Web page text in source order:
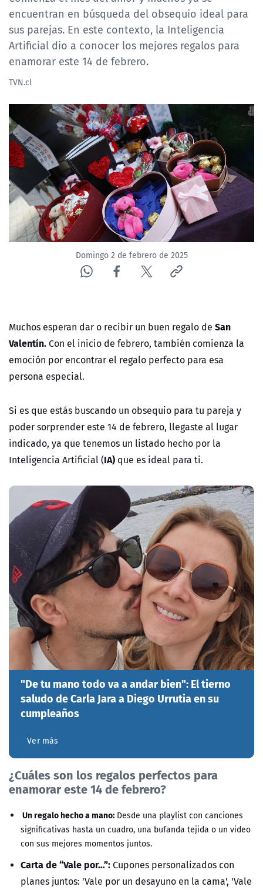
encuentran en búsqueda del obsequio ideal para
sus parejas. En este contexto, la Inteligencia
Artificial dio a conocer los mejores regalos para
enamorar este 14 de febrero.
TVN.cl
Domingo 2 de febrero de 2025
Muchos esperan dar o recibir un buen regalo de San
Valentín.Con el inicio de febrero, también comienza la
emoción por encontrar el regalo perfecto para esa
persona especial.
Si es que estás buscando un obsequio para tu pareja y
poder sorprender este 14 de febrero, llegaste al lugar
indicado, ya que tenemos un listado hecho por la
Inteligencia Artificial (IA) que es ideal para ti.
"De tu mano todo va a andar bien": El tierno
saludo de Carla Jara a Diego Urrutia en su
cumpleaños
Ver más
¿Cuáles son los regalos perfectos para
enamorar este 14 de febrero?
Un regalo hecho a mano: Desde una playlist con canciones
significativas hasta un cuadro, una bufanda tejida o un video
con sus mejores momentos juntos.
Carta de “Vale por…”:Cupones personalizados con
planes juntos: 'Vale por un desayuno en la cama', 'Vale